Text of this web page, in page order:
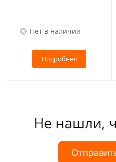
Нет в наличии
Подробнее